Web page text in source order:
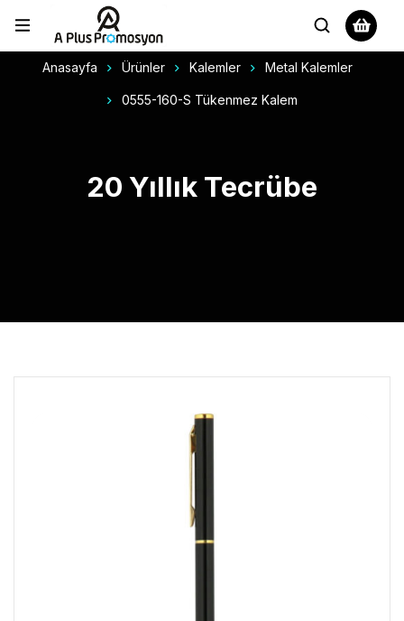
Anasayfa Ürünler Kalemler Metal Kalemler
0555-160-S Tükenmez Kalem
20 Yıllık Tecrübe